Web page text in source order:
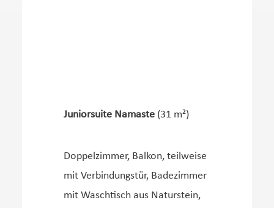
Juniorsuite Namaste(31 m²)
Doppelzimmer, Balkon, teilweise
mit Verbindungstür, Badezimmer
mit Waschtisch aus Naturstein,